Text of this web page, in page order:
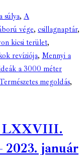
súlya, A
vége, csillagnaptár,
kicsi terület,
revíziója, Mennyi a
a 3000 méter
megoldás,
LXXVIII.
2023. január